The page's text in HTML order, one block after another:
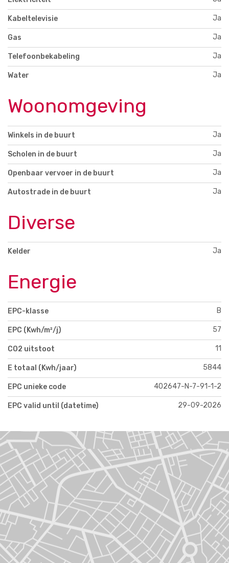
Kabeltelevisie Ja
Gas Ja
Telefoonbekabeling Ja
Water Ja
Woonomgeving
Winkels in de buurt Ja
Scholen in de buurt Ja
Openbaar vervoer in de buurt Ja
Autostrade in de buurt Ja
Diverse
Kelder Ja
Energie
EPC-klasse B
EPC (Kwh/m²/j) 57
CO2 uitstoot 11
E totaal (Kwh/jaar) 5844
EPC unieke code 402647-N-7-91-1-2
EPC valid until (datetime) 29-09-2026